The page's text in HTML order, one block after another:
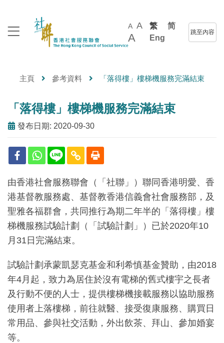
A A
A
繁
简
Eng
跳至內容
主頁 參考資料 「落得樓」樓梯機服務完滿結束
「落得樓」樓梯機服務完滿結束
發布日期: 2020-09-30
由香港社會服務聯會（「社聯」）聯同香港明愛、香
港基督教服務處、基督教香港信義會社會服務部，及
聖雅各福群會，共同推行為期二年半的「落得樓」樓
梯機服務試驗計劃（「試驗計劃」）已於2020年10
月31日完滿結束。
試驗計劃承蒙凱瑟克基金和利希慎基金贊助，由2018
年4月起，致力為居住於沒有電梯的舊式樓宇之長者
及行動不便的人士，提供樓梯機接載服務以協助服務
使用者上落樓梯，前往就醫、接受復康服務、購買日
常用品、參與社交活動，外出飲茶、拜山、參加婚宴
等。